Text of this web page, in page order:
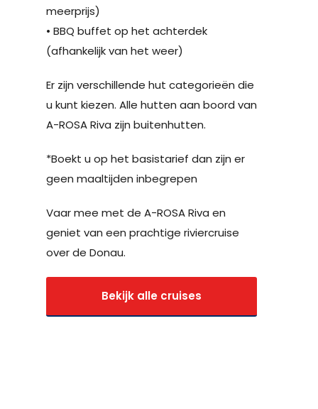
meerprijs)
• BBQ buffet op het achterdek
(afhankelijk van het weer)
Er zijn verschillende hut categorieën die
u kunt kiezen. Alle hutten aan boord van
A-ROSA Riva zijn buitenhutten.
*Boekt u op het basistarief dan zijn er
geen maaltijden inbegrepen
Vaar mee met de A-ROSA Riva en
geniet van een prachtige riviercruise
over de Donau.
Bekijk alle cruises